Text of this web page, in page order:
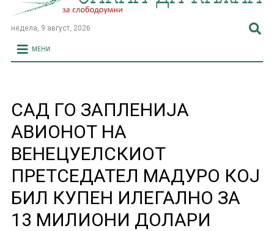
недела, 9 август, 2026
МЕНИ
САД ГО ЗАПЛЕНИЈА
АВИОНОТ НА
ВЕНЕЦУЕЛСКИОТ
ПРЕТСЕДАТЕЛ МАДУРО КОЈ
БИЛ КУПЕН ИЛЕГАЛНО ЗА
13 МИЛИОНИ ДОЛАРИ